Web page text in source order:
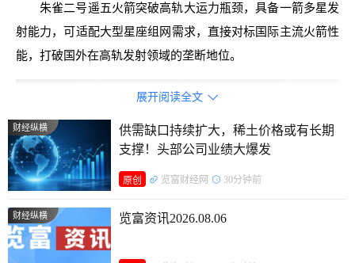
朱雀二号遥五火箭突破高轨大运力瓶颈，具备一箭多星发
射能力，可适配大型星座组网需求，直接对标国际主流火箭性
能，打破国外在高轨发射领域的垄断地位。
展开阅读全文 
财经纵横
供需缺口持续扩大，稀土价格或有长期
支撑！头部公司业绩大爆发
原创 览富财经网 30分钟前
财经纵横 览富资讯2026.08.06